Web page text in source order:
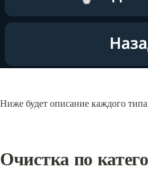
Ниже будет описание каждого
Очистка по